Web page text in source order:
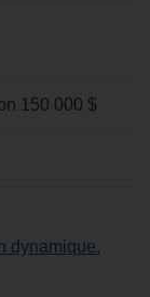
150 000 $
dynamique.